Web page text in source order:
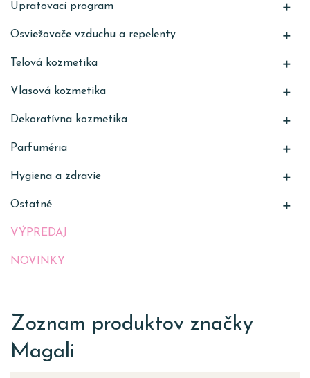
Upratovací program 
Osviežovače vzduchu a repelenty 
Telová kozmetika 
Vlasová kozmetika 
Dekoratívna kozmetika 
Parfuméria 
Hygiena a zdravie 
Ostatné 
VÝPREDAJ
NOVINKY
Zoznam produktov značky
Magali